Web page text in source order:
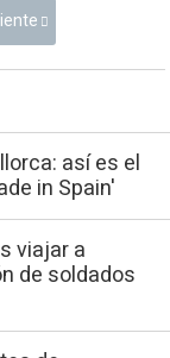
así es el
in Spain'
viajar a
de soldados